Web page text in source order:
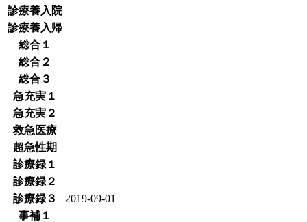
診療養入院
診療養入帰
総合１
総合２
総合３
急充実１
急充実２
救急医療
超急性期
診療録１
診療録２
診療録３
2019-09-01
事補１